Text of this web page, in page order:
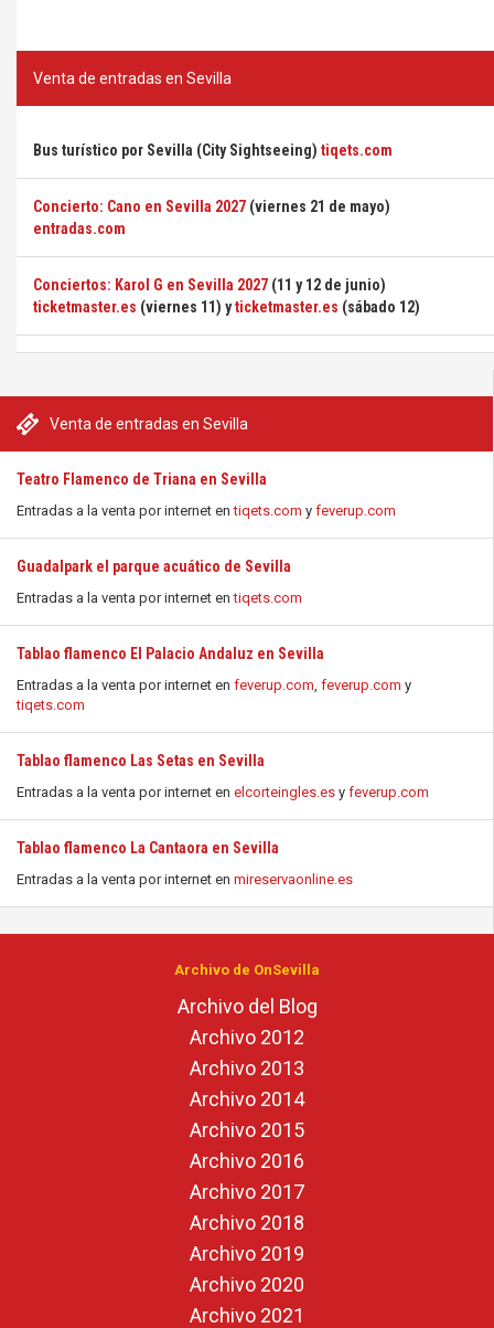
Venta de entradas en Sevilla
Teatro Flamenco de Triana en Sevilla
Entradas a la venta por internet entiqets.com y feverup.com
Guadalpark el parque acuático de Sevilla
Entradas a la venta por internet entiqets.com
Tablao flamenco El Palacio Andaluz en Sevilla
Entradas a la venta por internet en feverup.com, feverup.com y
tiqets.com
Tablao flamenco Las Setas en Sevilla
Entradas a la venta por internet en elcorteingles.es y feverup.com
Tablao flamenco La Cantaora en Sevilla
Entradas a la venta por internet en mireservaonline.es
Venta de entradas en Sevilla
Bus turístico por Sevilla (City Sightseeing) tiqets.com
Concierto: Cano en Sevilla 2027 (viernes 21 de mayo)
entradas.com
Conciertos: Karol G en Sevilla 2027 (11 y 12 de junio)
ticketmaster.es (viernes 11) yticketmaster.es (sábado 12)
Archivo de OnSevilla
Archivo del Blog
Archivo 2012
Archivo 2013
Archivo 2014
Archivo 2015
Archivo 2016
Archivo 2017
Archivo 2018
Archivo 2019
Archivo 2020
Archivo 2021